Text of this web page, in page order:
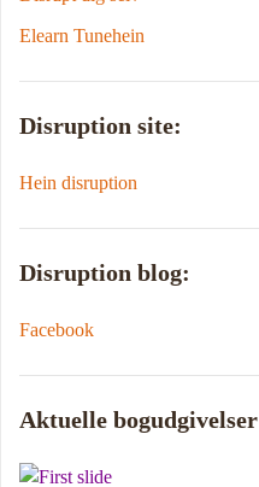
Elearn Tunehein
Disruption site:
Hein disruption
Disruption blog:
Facebook
Aktuelle bogudgivelser